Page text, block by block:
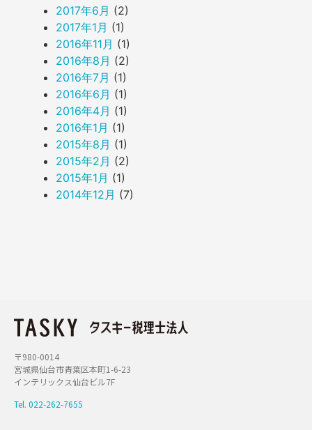
2017年6月 (2)
2017年1月 (1)
2016年11月 (1)
2016年8月 (2)
2016年7月 (1)
2016年6月 (1)
2016年4月 (1)
2016年1月 (1)
2015年8月 (1)
2015年2月 (2)
2015年1月 (1)
2014年12月 (7)
〒980-0014
宮城県仙台市青葉区本町1-6-23
インテリックス仙台ビル7F
Tel. 022-262-7655